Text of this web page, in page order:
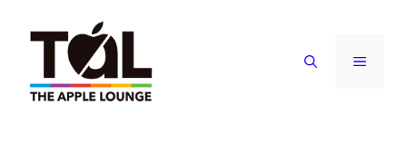
contenuto
MENU